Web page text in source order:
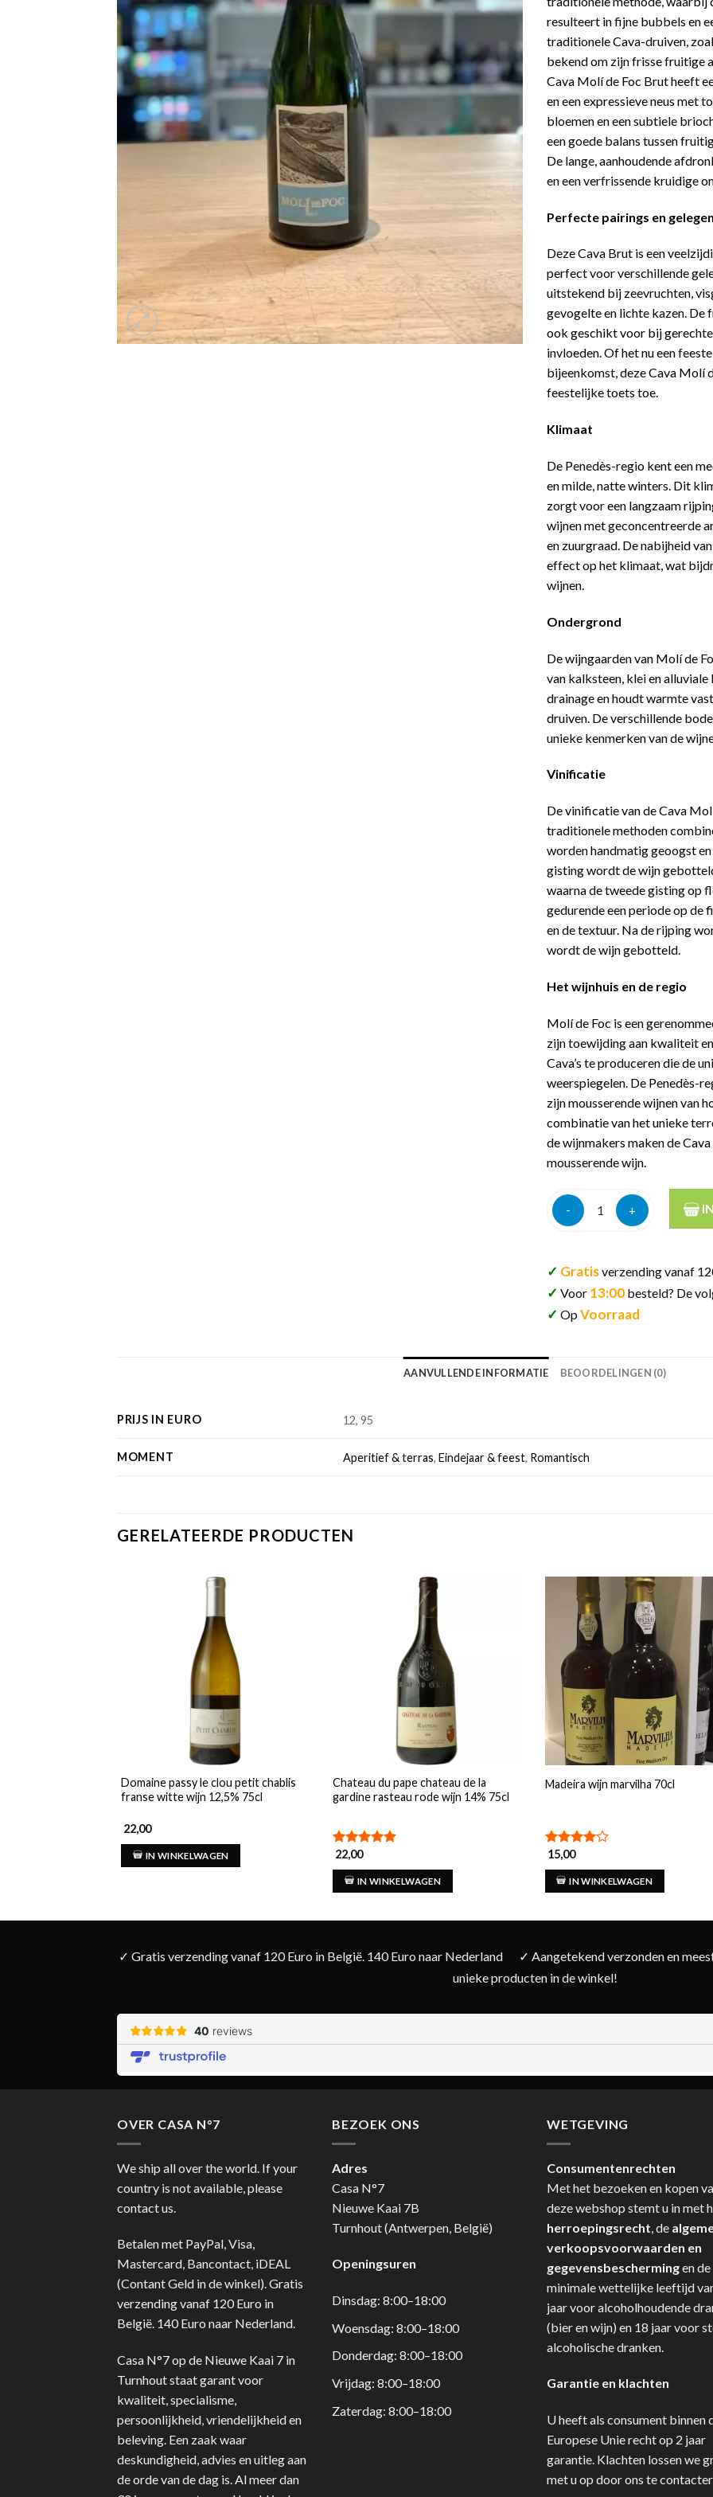
resulteert in fijne bubbels en
traditionele Cava-druiven,
bekend om zijn frisse fruitige
Cava Molí de Foc Brut heeft
en een expressieve neus met
bloemen en een subtiele
een goede balans tussen
De lange, aanhoudende
en een verfrissende kruidige
Perfecte pairings en
Deze Cava Brut is een
perfect voor verschillende
uitstekend bij zeevruchten,
gevogelte en lichte kazen. De
ook geschikt voor bij
invloeden. Of het nu een
bijeenkomst, deze Cava Molí
feestelijke toets toe.
Klimaat
De Penedès-regio kent een
en milde, natte winters. Dit
zorgt voor een langzaam
wijnen met geconcentreerde
en zuurgraad. De nabijheid
effect op het klimaat, wat
wijnen.
Ondergrond
De wijngaarden van Molí de
van kalksteen, klei en
drainage en houdt warmte
druiven. De verschillende
unieke kenmerken van de
Vinificatie
De vinificatie van de Cava
traditionele methoden
worden handmatig geoogst
gisting wordt de wijn
waarna de tweede gisting op
gedurende een periode op de
en de textuur. Na de rijping
wordt de wijn gebotteld.
Het wijnhuis en de regio
Molí de Foc is een
zijn toewijding aan kwaliteit
Cava’s te produceren die de
weerspiegelen. De Penedès-
zijn mousserende wijnen van
combinatie van het unieke
de wijnmakers maken de
mousserende wijn.
Cava moli de foc brut spaanse
✓ Gratisverzending vanaf
✓ Voor 13:00 besteld? De
✓ OpVoorraad
AANVULLENDE INFORMATIE BEOORDELINGEN (0)
PRIJS IN EURO 12, 95
MOMENT Aperitief & terras,Eindejaar & feest, Romantisch
GERELATEERDE PRODUCTEN
Domaine passy le clou petit chablis
franse witte wijn 12,5% 75cl
22,00
IN WINKELWAGEN
Chateau du pape chateau de la
gardine rasteau rode wijn 14% 75cl
Gewaardeerd
5.00uit 5
22,00
IN WINKELWAGEN
Madeira wijn marvilha 70cl
Gewaardeerd
4.00uit
15,00
IN WINKELWAGEN
✓ Gratis verzending vanaf 120 Euro in België. 140 Euro naar Nederland
✓ Aangetekend verzonden en
unieke producten in de winkel!
OVER CASA N°7
We ship all over the world. If your
country is not available, please
contact us.
Betalen met PayPal, Visa,
Mastercard, Bancontact, iDEAL
(Contant Geld in de winkel). Gratis
verzending vanaf 120 Euro in
België. 140 Euro naar Nederland.
Casa N°7 op de Nieuwe Kaai 7 in
Turnhout staat garant voor
kwaliteit, specialisme,
persoonlijkheid, vriendelijkheid en
beleving. Een zaak waar
deskundigheid, advies en uitleg aan
de orde van de dag is. Al meer dan
BEZOEK ONS
Adres
Casa N°7
Nieuwe Kaai 7B
Turnhout (Antwerpen, België)
Openingsuren
Dinsdag: 8:00–18:00
Woensdag: 8:00–18:00
Donderdag: 8:00–18:00
Vrijdag: 8:00–18:00
Zaterdag: 8:00–18:00
WETGEVING
Consumentenrechten
Met het bezoeken en kopen
deze webshop stemt u in met
herroepingsrecht , de
verkoopsvoorwaarden en
gegevensbeschermingen de
minimale wettelijke leeftijd
jaar voor alcoholhoudende
(bier en wijn) en 18 jaar voor
alcoholische dranken.
Garantie en klachten
U heeft als consument binnen
Europese Unie recht op 2 jaar
garantie. Klachten lossen we
met u op door ons te